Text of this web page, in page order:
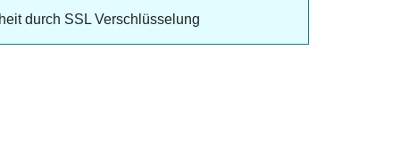
durch SSL Verschlüsselung